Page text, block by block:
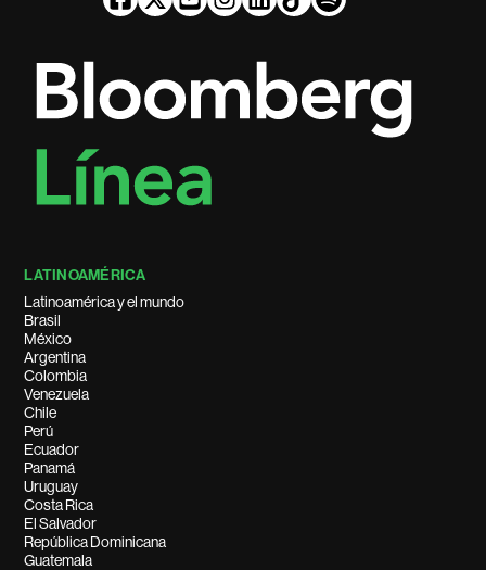
LATINOAMÉRICA
Latinoamérica y el mundo
Brasil
México
Argentina
Colombia
Venezuela
Chile
Perú
Ecuador
Panamá
Uruguay
Costa Rica
El Salvador
República Dominicana
Guatemala